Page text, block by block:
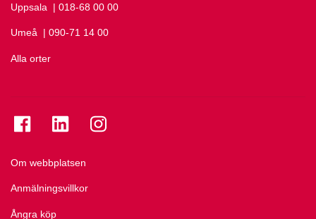
Uppsala Ring Uppsala på
| 018-68 00 00
Umeå Ring Umeå på
| 090-71 14 00
Alla orter
Om webbplatsen
Anmälningsvillkor
Ångra köp
Se folkuniversitetet på Facebook
Se folkuniversitetet på LinkedIn